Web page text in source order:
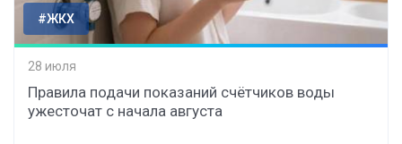
#ЖКХ
28 июля
Правила подачи показаний счётчиков воды
ужесточат с начала августа